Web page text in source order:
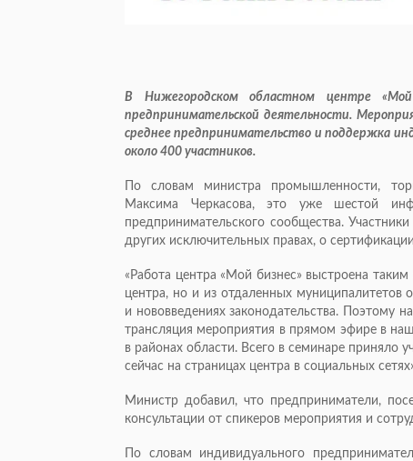
В Нижегородском областном центре
предпринимательской деятельности.
среднее предпринимательство и поддержка
около 400 участников.
По словам министра промышленности,
Максима Черкасова, это уже шестой
предпринимательского сообщества.
других исключительных правах, о
«Работа центра «Мой бизнес» выстроена
центра, но и из отдаленных
и нововведениях законодательства. Поэтому
трансляция мероприятия в прямом эфире в
в районах области. Всего в семинаре приняло
сейчас на страницах центра в социальных
Министр добавил, что предприниматели,
консультации от спикеров мероприятия и
По словам индивидуального